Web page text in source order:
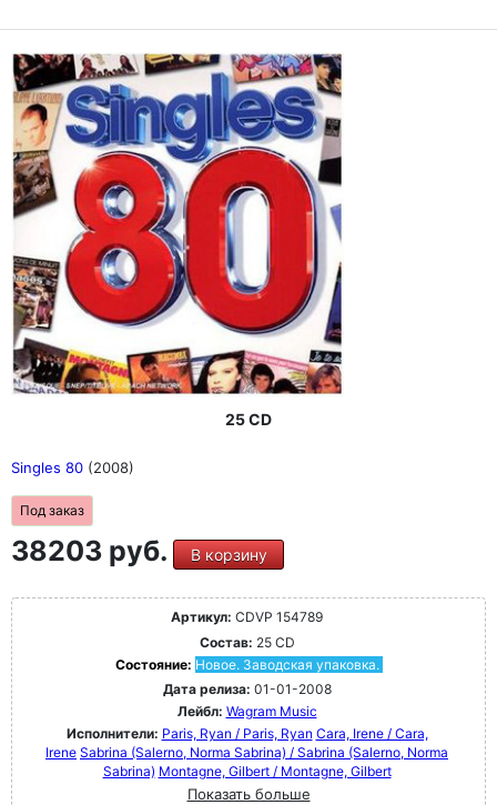
25 CD
Singles 80 (2008)
Под заказ
38203 руб. В корзину
Артикул: CDVP 154789
Состав: 25 CD
Состояние: Новое. Заводская упаковка.
Дата релиза: 01-01-2008
Лейбл: Wagram Music
Исполнители: Paris, Ryan / Paris, Ryan Cara, Irene / Cara,
Irene Sabrina (Salerno, Norma Sabrina) / Sabrina (Salerno, Norma
Sabrina) Montagne, Gilbert / Montagne, Gilbert
Показать больше